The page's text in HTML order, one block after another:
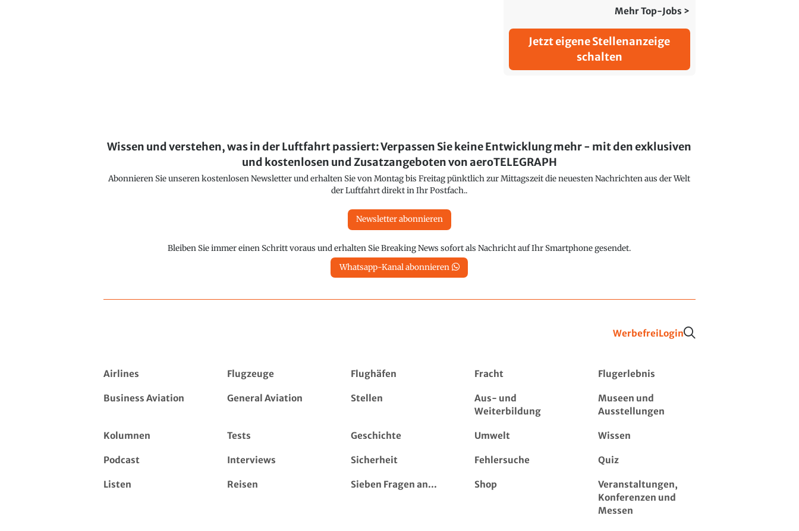
Mehr Top-Jobs >
Jetzt eigene Stellenanzeige
schalten
Wissen und verstehen, was in der Luftfahrt passiert: Verpassen Sie keine Entwicklung mehr - mit den exklusiven
und kostenlosen und Zusatzangeboten von aeroTELEGRAPH
Abonnieren Sie unseren kostenlosen Newsletter und erhalten Sie von Montag bis Freitag pünktlich zur Mittagszeit die neuesten Nachrichten aus der Welt
der Luftfahrt direkt in Ihr Postfach..
Newsletter abonnieren
Bleiben Sie immer einen Schritt voraus und erhalten Sie Breaking News sofort als Nachricht auf Ihr Smartphone gesendet.
Whatsapp-Kanal abonnieren
WerbefreiLogin
Airlines Flugzeuge Flughäfen Fracht Flugerlebnis
Business Aviation General Aviation Stellen
Aus- und
Weiterbildung
Museen und
Ausstellungen
Kolumnen Tests Geschichte Umwelt Wissen
Podcast Interviews Sicherheit Fehlersuche Quiz
Listen Reisen Sieben Fragen an... Shop
Veranstaltungen,
Konferenzen und
Messen